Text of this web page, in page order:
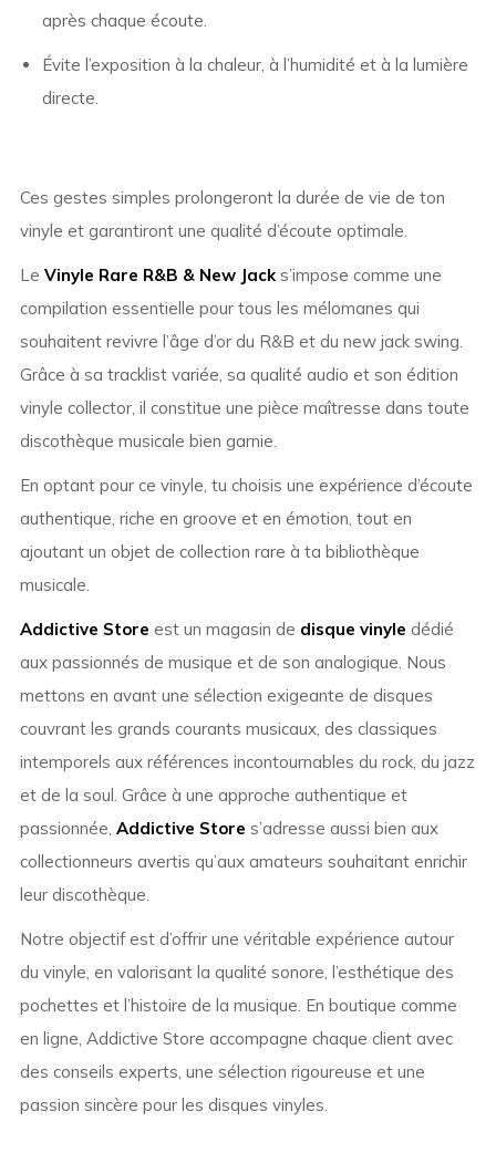
après chaque écoute.
Évite l’exposition à la chaleur, à l’humidité et à la lumière
directe.
Ces gestes simples prolongeront la durée de vie de ton
vinyle et garantiront une qualité d’écoute optimale.
Le Vinyle Rare R&B & New Jacks’impose comme une
compilation essentielle pour tous les mélomanes qui
souhaitent revivre l’âge d’or du R&B et du new jack swing.
Grâce à sa tracklist variée, sa qualité audio et son édition
vinyle collector, il constitue une pièce maîtresse dans toute
discothèque musicale bien garnie.
En optant pour ce vinyle, tu choisis une expérience d’écoute
authentique, riche en groove et en émotion, tout en
ajoutant un objet de collection rare à ta bibliothèque
musicale.
Addictive Store est un magasin de disque vinyle dédié
aux passionnés de musique et de son analogique. Nous
mettons en avant une sélection exigeante de disques
couvrant les grands courants musicaux, des classiques
intemporels aux références incontournables du rock, du jazz
et de la soul. Grâce à une approche authentique et
passionnée, Addictive Store s’adresse aussi bien aux
collectionneurs avertis qu’aux amateurs souhaitant enrichir
leur discothèque.
Notre objectif est d’offrir une véritable expérience autour
du vinyle, en valorisant la qualité sonore, l’esthétique des
pochettes et l’histoire de la musique. En boutique comme
en ligne, Addictive Store accompagne chaque client avec
des conseils experts, une sélection rigoureuse et une
passion sincère pour les disques vinyles.